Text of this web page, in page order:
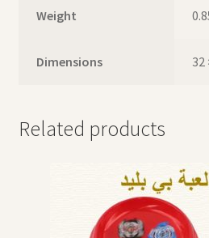
Weight
Dimensions 32
Related products